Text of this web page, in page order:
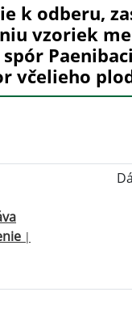
k odberu,
vzoriek
včelieho
|